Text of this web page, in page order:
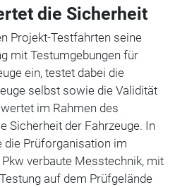
die Sicherheit
Projekt-Testfahrten seine
mit Testumgebungen für
ein, testet dabei die
selbst sowie die Validität
im Rahmen des
Sicherheit der Fahrzeuge. In
die Prüforganisation im
verbaute Messtechnik, mit
auf dem Prüfgelände